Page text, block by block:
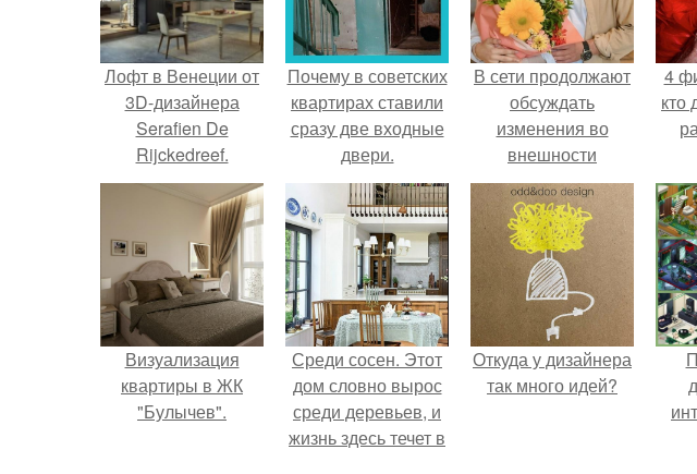
Лофт в Венеции от
3D-дизайнера
Serafien De
Rijckedreef.
Почему в советских
квартирах ставили
сразу две входные
двери.
В сети продолжают
обсуждать
изменения во
внешности
актрисы.
4
кто
Визуализация
квартиры в ЖК
"Булычев".
Среди сосен. Этот
дом словно вырос
среди деревьев, и
жизнь здесь течет в
Откуда у дизайнера
так много идей?